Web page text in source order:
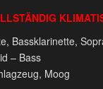
Bassklarinette,
– Bass
Moog